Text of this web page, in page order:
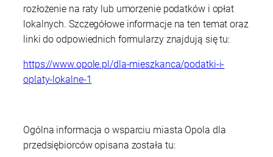
rozłożenie na raty lub umorzenie podatków i opłat
lokalnych. Szczegółowe informacje na ten temat oraz
linki do odpowiednich formularzy znajdują się tu:
https://www.opole.pl/dla-mieszkanca/podatki-i-
oplaty-lokalne-1
Ogólna informacja o wsparciu miasta Opola dla
przedsiębiorców opisana została tu: